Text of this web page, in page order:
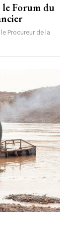
le Forum du
Procureur de la